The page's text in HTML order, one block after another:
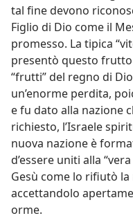
tal fine devono
Figlio di Dio come il
promesso. La tipica
presentò questo frutto
“frutti” del regno di
un’enorme perdita,
e fu dato alla nazione
richiesto, l’Israele
nuova nazione è
d’essere uniti alla
Gesù come lo rifiutò
accettandolo
orme.